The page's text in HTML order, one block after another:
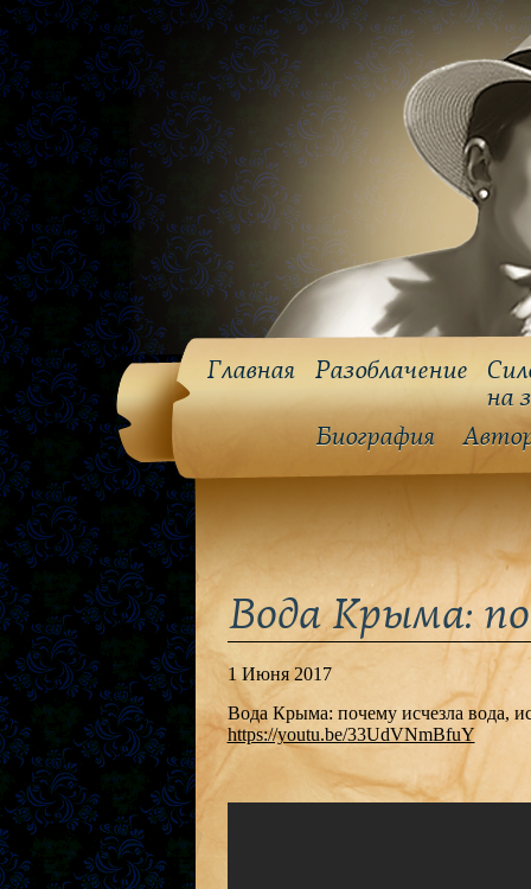
Главная Разоблачение
на
Биография
Вода Крыма:
1 Июня 2017
Вода Крыма: почему исчезла вода,
https://youtu.be/33UdVNmBfuY